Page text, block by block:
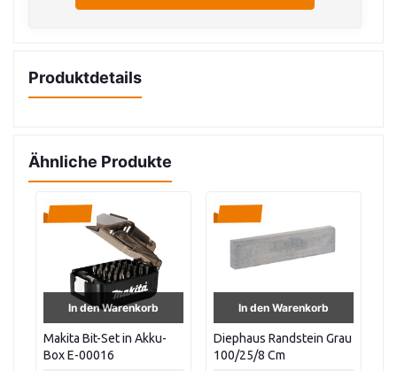
Produktdetails
Ähnliche Produkte
In den Warenkorb
Makita Bit-Set in Akku-
Box E-00016
In den Warenkorb
Diephaus Randstein Grau
100/25/8 Cm